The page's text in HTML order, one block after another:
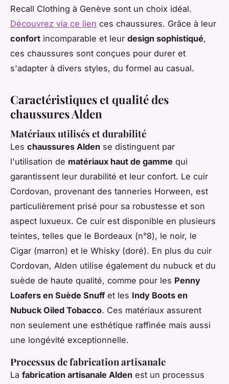
Recall Clothing à Genève sont un choix idéal.
Découvrez via ce lien ces chaussures. Grâce à leur
confort incomparable et leur design sophistiqué,
ces chaussures sont conçues pour durer et
s'adapter à divers styles, du formel au casual.
Caractéristiques et qualité des
chaussures Alden
Matériaux utilisés et durabilité
Les chaussures Alden se distinguent par
l'utilisation de matériaux haut de gamme qui
garantissent leur durabilité et leur confort. Le cuir
Cordovan, provenant des tanneries Horween, est
particulièrement prisé pour sa robustesse et son
aspect luxueux. Ce cuir est disponible en plusieurs
teintes, telles que le Bordeaux (n°8), le noir, le
Cigar (marron) et le Whisky (doré). En plus du cuir
Cordovan, Alden utilise également du nubuck et du
suède de haute qualité, comme pour les Penny
Loafers en Suède Snuffet les Indy Boots en
Nubuck Oiled Tobacco. Ces matériaux assurent
non seulement une esthétique raffinée mais aussi
une longévité exceptionnelle.
Processus de fabrication artisanale
La fabrication artisanale Alden est un processus